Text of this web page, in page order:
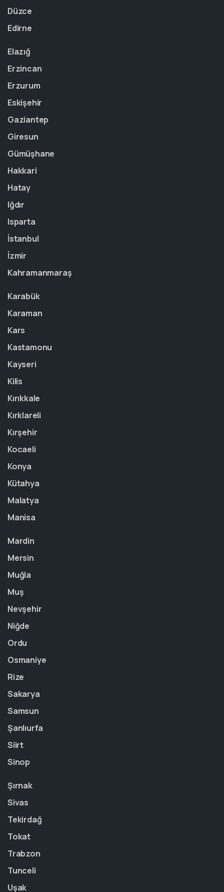
Düzce
Edirne
Elazığ
Erzincan
Erzurum
Eskişehir
Gaziantep
Giresun
Gümüşhane
Hakkari
Hatay
Iğdır
Isparta
İstanbul
İzmir
Kahramanmaraş
Karabük
Karaman
Kars
Kastamonu
Kayseri
Kilis
Kırıkkale
Kırklareli
Kırşehir
Kocaeli
Konya
Kütahya
Malatya
Manisa
Mardin
Mersin
Muğla
Muş
Nevşehir
Niğde
Ordu
Osmaniye
Rize
Sakarya
Samsun
Şanlıurfa
Siirt
Sinop
Şırnak
Sivas
Tekirdağ
Tokat
Trabzon
Tunceli
Uşak